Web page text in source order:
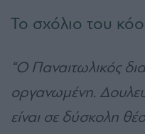
Το σχόλιο του
“Ο Παναιτωλικός
οργανωμένη.
είναι σε δύσκολη